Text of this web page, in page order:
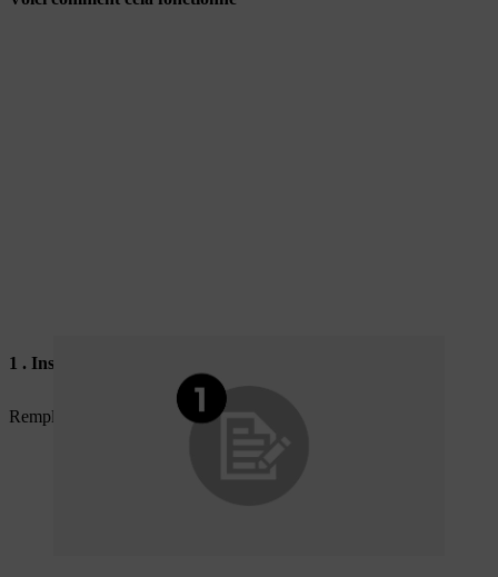
1 . Inscrivez-vous maintenant
Remplissez vos coordonnées pour être tenu informé.